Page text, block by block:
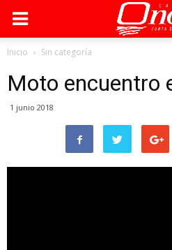
Inicio Sin categoría
Moto encuentro
1 junio 2018